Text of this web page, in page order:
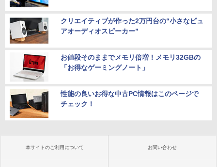
クリエイティブが作った2万円台の“小さなピュ
アオーディオスピーカー”
お値段そのままでメモリ倍増！メモリ32GBの
「お得なゲーミングノート」
性能の良いお得な中古PC情報はこのページで
チェック！
本サイトのご利用について お問い合わせ